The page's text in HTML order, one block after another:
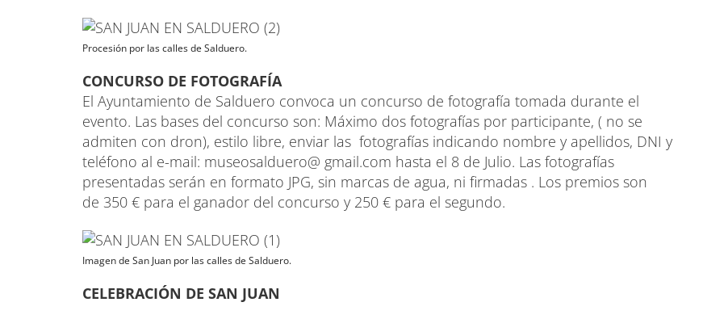
Procesión por las calles de Salduero.
CONCURSO DE FOTOGRAFÍA
El Ayuntamiento de Salduero convoca un concurso de fotografía tomada durante el
evento. Las bases del concurso son: Máximo dos fotografías por participante, ( no se
admiten con dron), estilo libre, enviar las fotografías indicando nombre y apellidos, DNI y
teléfono al e-mail: museosalduero@ gmail.com hasta el 8 de Julio. Las fotografías
presentadas serán en formato JPG, sin marcas de agua, ni firmadas . Los premios son
de 350 € para el ganador del concurso y 250 € para el segundo.
Imagen de San Juan por las calles de Salduero.
CELEBRACIÓN DE SAN JUAN